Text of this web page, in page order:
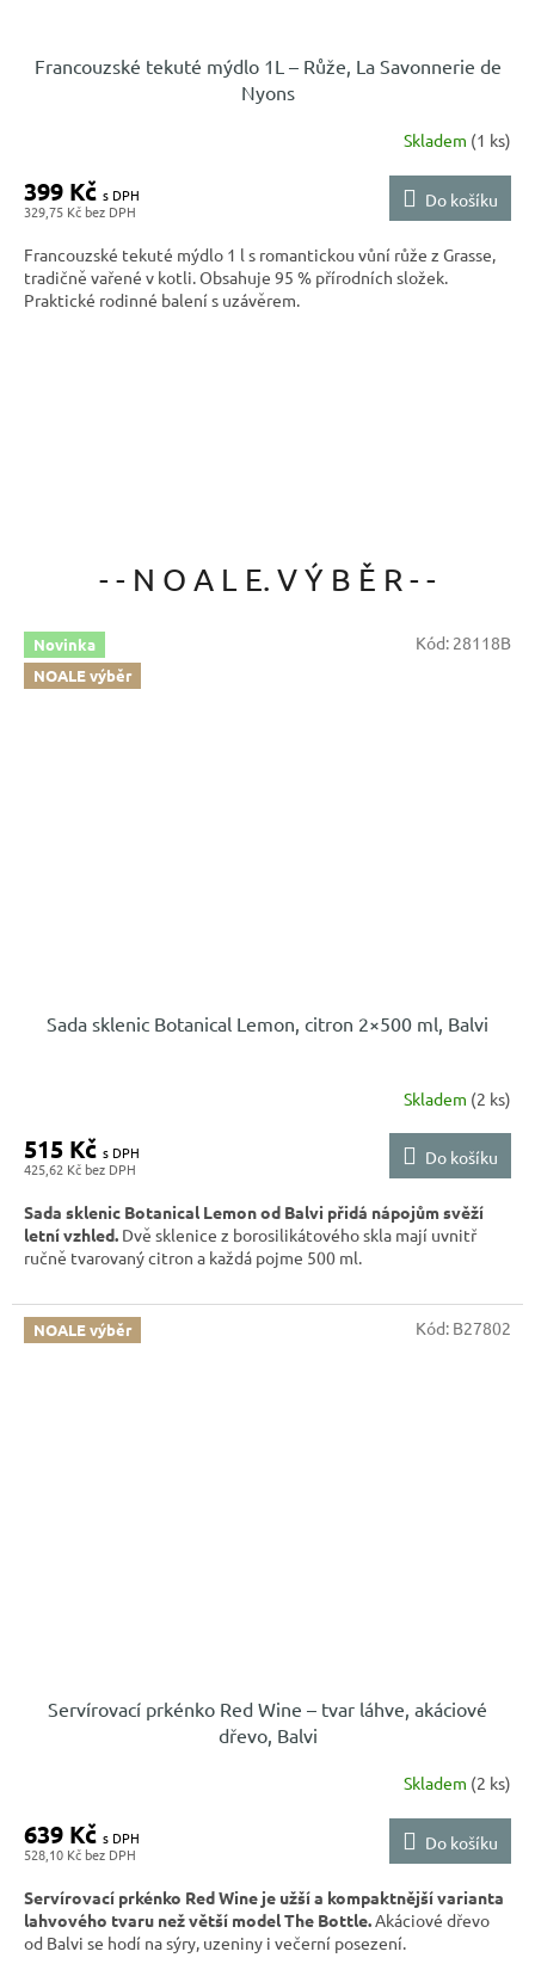
Francouzské tekuté mýdlo 1L – Růže, La Savonnerie de
Nyons
Skladem (1 ks)
329,75 Kč
399 Kč Do košíku
Francouzské tekuté mýdlo 1 l s romantickou vůní růže z Grasse,
tradičně vařené v kotli. Obsahuje 95 % přírodních složek.
Praktické rodinné balení s uzávěrem.
- - N O A L E. V Ý B Ě R - -
Novinka
NOALE výběr
Sada sklenic Botanical Lemon, citron 2×500 ml, Balvi
Skladem (2 ks)
425,62 Kč
515 Kč Do košíku
Sada sklenic Botanical Lemon od Balvi přidá nápojům svěží
letní vzhled. Dvě sklenice z borosilikátového skla mají uvnitř
ručně tvarovaný citron a každá pojme 500 ml.
Kód: 28118B
NOALE výběr
Servírovací prkénko Red Wine – tvar láhve, akáciové
dřevo, Balvi
Skladem (2 ks)
528,10 Kč
639 Kč Do košíku
Servírovací prkénko Red Wine je užší a kompaktnější varianta
lahvového tvaru než větší model The Bottle.Akáciové dřevo
od Balvi se hodí na sýry, uzeniny i večerní posezení.
Kód: B27802